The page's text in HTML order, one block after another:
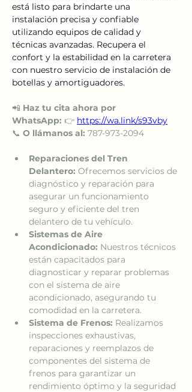
está listo para brindarte una
instalación precisa y confiable
utilizando equipos de calidad y
técnicas avanzadas. Recupera el
confort y la estabilidad en la carretera
con nuestro servicio de instalación de
botellas y amortiguadores.
📲 Haz tu cita ahora por
WhatsApp: 👉 https://wa.link/s93vby
📞 O llámanos al: 787-973-2094
Reparaciones del Tren
Delantero: Ofrecemos servicios de
diagnóstico y reparación para
asegurar un funcionamiento
seguro y eficiente del tren
delantero de tu vehículo.
Sistemas de Aire
Acondicionado: Nuestros técnicos
están capacitados para
diagnosticar y reparar problemas
con el sistema de aire
acondicionado, asegurando tu
comodidad en la carretera.
Sistema de Frenos: Realizamos
inspecciones exhaustivas,
reparaciones y reemplazos de
componentes del sistema de
frenos para garantizar un
rendimiento óptimo y la seguridad